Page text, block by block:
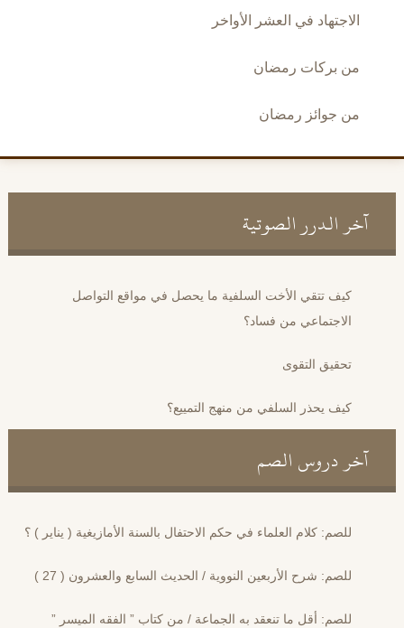
الاجتهاد في العشر الأواخر
من بركات رمضان
من جوائز رمضان
آخر الدرر الصوتية
كيف تتقي الأخت السلفية ما يحصل في مواقع التواصل
الاجتماعي من فساد؟
تحقيق التقوى
كيف يحذر السلفي من منهج التمييع؟
آخر دروس الصم
للصم: كلام العلماء في حكم الاحتفال بالسنة الأمازيغية ( يناير ) ؟
للصم: شرح الأربعين النووية / الحديث السابع والعشرون ( 27 )
للصم: أقل ما تنعقد به الجماعة / من كتاب ” الفقه الميسر ”